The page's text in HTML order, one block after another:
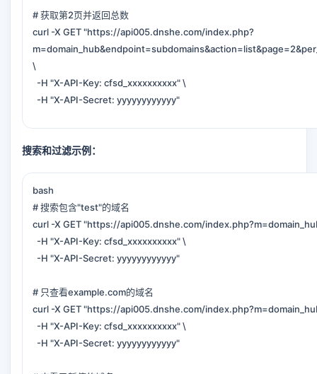
# 获取第2页并返回总数
curl -X GET "https://api005.dnshe.com/index.php?
\
-H "X-API-Key: cfsd_xxxxxxxxxx" \
-H "X-API-Secret: yyyyyyyyyyyy"
搜索和过滤示例：
bash
# 搜索包含"test"的域名
curl -X GET "https://api005.dnshe.com/
-H "X-API-Key: cfsd_xxxxxxxxxx" \
-H "X-API-Secret: yyyyyyyyyyyy"
# 只查看example.com的域名
curl -X GET "https://api005.dnshe.com/
-H "X-API-Key: cfsd_xxxxxxxxxx" \
-H "X-API-Secret: yyyyyyyyyyyy"